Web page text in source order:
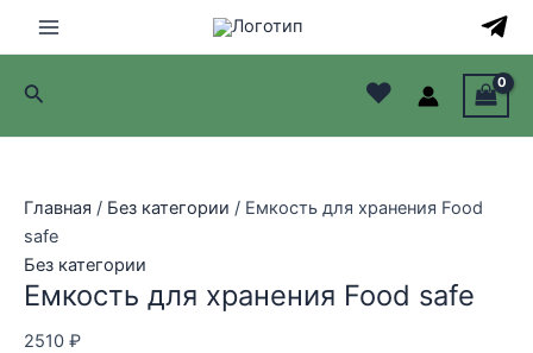
Main
Menu
Поиск ♥
Главная / Без категории / Емкость для хранения Food
safe
Без категории
Емкость для хранения Food safe
2510 ₽